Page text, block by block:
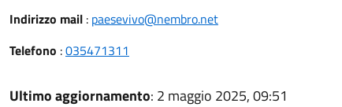
Indirizzo mail: paesevivo@nembro.net
Telefono :035471311
Ultimo aggiornamento: 2 maggio 2025, 09:51